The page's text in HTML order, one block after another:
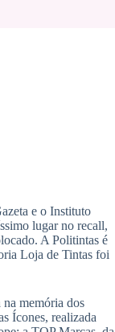
e o Instituto
lugar no recall,
A Politintas é
Loja de Tintas foi
memória dos
Ícones, realizada